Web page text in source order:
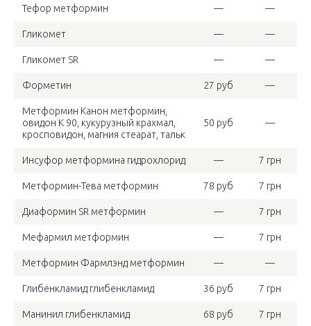
Тефор метформин — —
Гликомет — —
Гликомет SR — —
Форметин 27 руб —
Метформин Канон метформин,
овидон К 90, кукурузный крахмал,
кросповидон, магния стеарат, тальк
50 руб —
Инсуфор метформина гидрохлорид — 7 грн
Метформин-Тева метформин 78 руб 7 грн
Диаформин SR метформин — 7 грн
Мефармил метформин — 7 грн
Метформин Фармлэнд метформин — —
Глибенкламид глибенкламид 36 руб 7 грн
Манинил глибенкламид 68 руб 7 грн